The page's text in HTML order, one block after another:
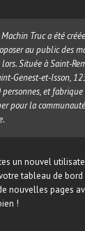
Truc a été
au public des
Située à Saint-
Genest-et-Isson,
et fabrique
pour la communauté
un nouvel
tableau de bord
nouvelles pages
!